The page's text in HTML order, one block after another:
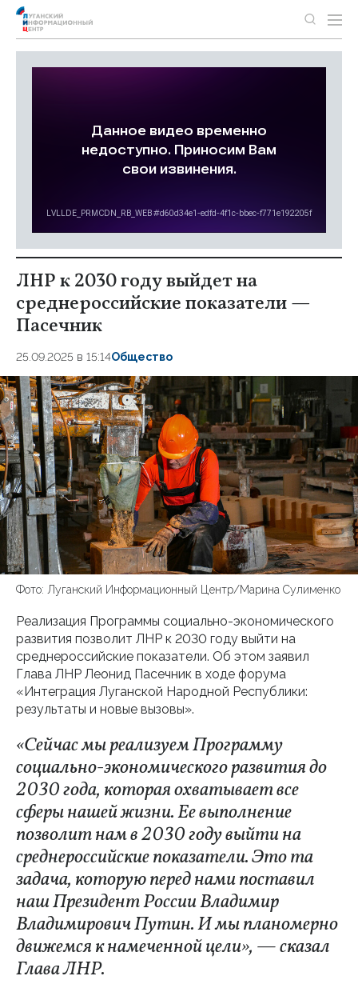
ЛНР к 2030 году выйдет на
среднероссийские показатели —
Пасечник
25.09.2025 в 15:14Общество
Фото: Луганский Информационный Центр/Марина Сулименко
Реализация Программы социально-экономического
развития позволит ЛНР к 2030 году выйти на
среднероссийские показатели. Об этом заявил
Глава ЛНР Леонид Пасечник в ходе форума
«Интеграция Луганской Народной Республики:
результаты и новые вызовы».
«Сейчас мы реализуем Программу
социально-экономического развития до
2030 года, которая охватывает все
сферы нашей жизни. Ее выполнение
позволит нам в 2030 году выйти на
среднероссийские показатели. Это та
задача, которую перед нами поставил
наш Президент России Владимир
Владимирович Путин. И мы планомерно
движемся к намеченной цели», — сказал
Глава ЛНР.